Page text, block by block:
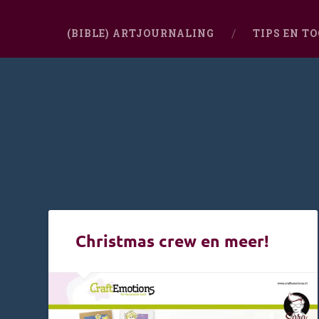
(BIBLE) ARTJOURNALING TIPS EN
Christmas crew en meer!